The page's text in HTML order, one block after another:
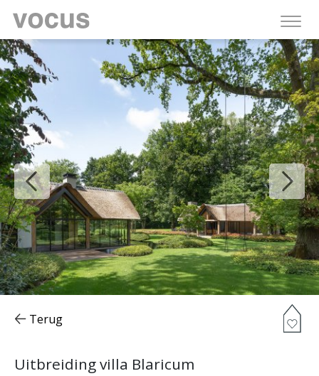
Uitbreiding villa Blaricum
Terug